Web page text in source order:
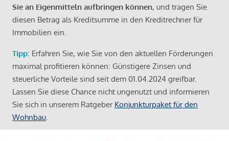
Sie an Eigenmitteln aufbringen können, und tragen Sie
diesen Betrag als Kreditsumme in den Kreditrechner für
Immobilien ein.
Tipp: Erfahren Sie, wie Sie von den aktuellen Förderungen
maximal profitieren können: Günstigere Zinsen und
steuerliche Vorteile sind seit dem 01.04.2024 greifbar.
Lassen Sie diese Chance nicht ungenutzt und informieren
Sie sich in unserem Ratgeber Konjunkturpaket für den
Wohnbau.